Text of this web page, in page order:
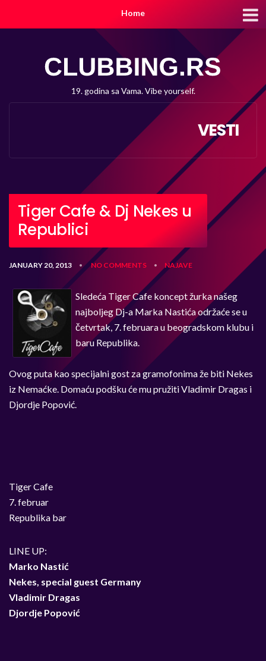
Home
19. godina sa Vama. Vibe yourself.
VESTI
Tiger Cafe & Dj Nekes u
Republici
JANUARY 20, 2013 • NO COMMENTS • NAJAVE
Sledeća Tiger Cafe koncept žurka našeg
najboljeg Dj-a Marka Nastića održaće se u
četvrtak, 7. februara u beogradskom klubu i
baru Republika.
Ovog puta kao specijalni gost za gramofonima že biti Nekes
iz Nemaćke. Domaću podšku će mu pružiti Vladimir Dragas i
Djordje Popović.
Tiger Cafe
7. februar
Republika bar
LINE UP:
Marko Nastić
Nekes, special guest Germany
Vladimir Dragas
Djordje Popović